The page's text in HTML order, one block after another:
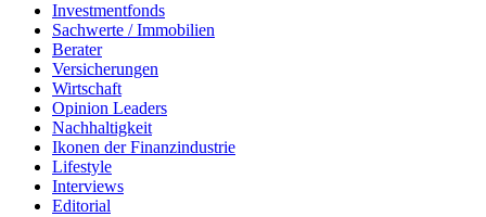
Investmentfonds
Sachwerte / Immobilien
Berater
Versicherungen
Wirtschaft
Opinion Leaders
Nachhaltigkeit
Ikonen der Finanzindustrie
Lifestyle
Interviews
Editorial